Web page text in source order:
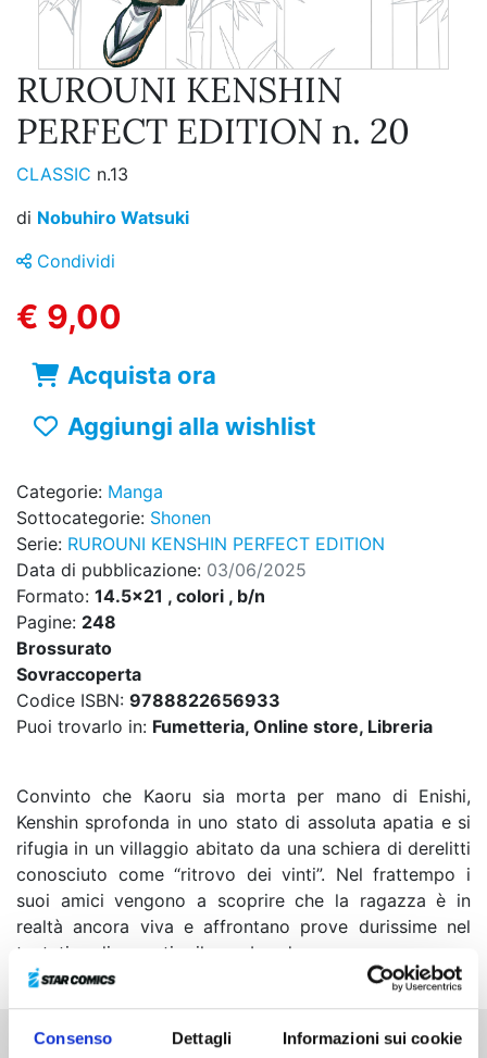
Consenso Dettagli Informazioni sui cookie
RUROUNI KENSHIN
PERFECT EDITION n. 20
CLASSIC n.13
di Nobuhiro Watsuki
Condividi
€ 9,00
Acquista ora
Aggiungi alla wishlist
Categorie: Manga
Sottocategorie: Shonen
Serie: RUROUNI KENSHIN PERFECT EDITION
Data di pubblicazione: 03/06/2025
Formato: 14.5x21 , colori , b/n
Pagine: 248
Brossurato
Sovraccoperta
Codice ISBN: 9788822656933
Puoi trovarlo in: Fumetteria, Online store, Libreria
Convinto che Kaoru sia morta per mano di Enishi,
Kenshin sprofonda in uno stato di assoluta apatia e si
rifugia in un villaggio abitato da una schiera di derelitti
conosciuto come “ritrovo dei vinti”. Nel frattempo i
suoi amici vengono a scoprire che la ragazza è in
realtà ancora viva e affrontano prove durissime nel
tentativo di avvertire il vagabondo…